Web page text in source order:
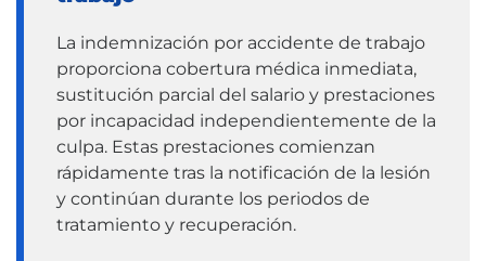
La indemnización por accidente de trabajo
proporciona cobertura médica inmediata,
sustitución parcial del salario y prestaciones
por incapacidad independientemente de la
culpa. Estas prestaciones comienzan
rápidamente tras la notificación de la lesión
y continúan durante los periodos de
tratamiento y recuperación.